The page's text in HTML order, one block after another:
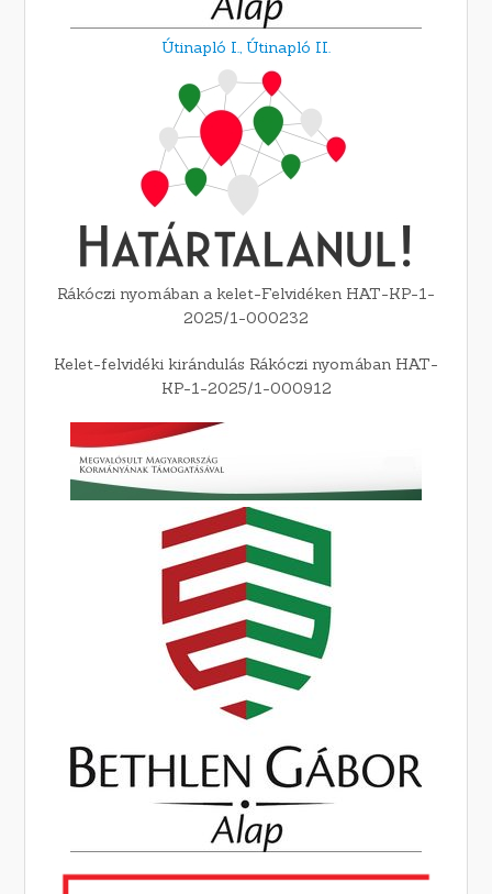
Útinapló I., Útinapló II.
Rákóczi nyomában a kelet-Felvidéken HAT-KP-1-
2025/1-000232
Kelet-felvidéki kirándulás Rákóczi nyomában HAT-
KP-1-2025/1-000912